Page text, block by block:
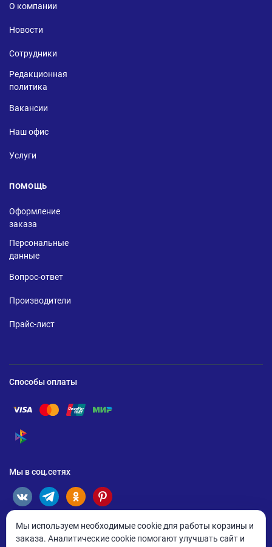
О компании
Новости
Сотрудники
Редакционная
политика
Вакансии
Наш офис
Услуги
ПОМОЩЬ
Оформление
заказа
Персональные
данные
Вопрос-ответ
Производители
Прайс-лист
Способы оплаты
Помощь по оплате Visa
Помощь по оплате Mastercard
Помощь по оплате UnionPay
Помощь по оплате Мир
Помощь по оплате СБП
Мы в соц.сетях
Мы используем необходимые cookie для работы корзины и
заказа. Аналитические cookie помогают улучшать сайт и